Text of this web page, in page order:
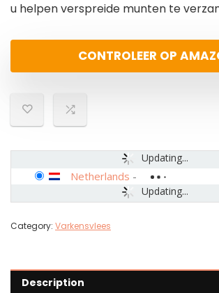
u helpen verspreide munten te
CONTROLEER OP
Updating...
Updating...
Netherlands -
Category: Varkensvlees
Description